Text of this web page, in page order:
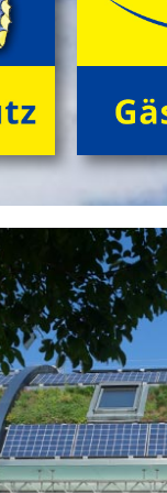
im
gestalten,
des
Camp'
von frĂźh
Wir 'chatten'
â€Ś tagsĂźber
gemeinsamen
ebenso wie